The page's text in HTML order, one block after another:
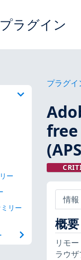
プラグイン
ー
リー
プラグイ
free
情報
概要
リモ
ラウザ